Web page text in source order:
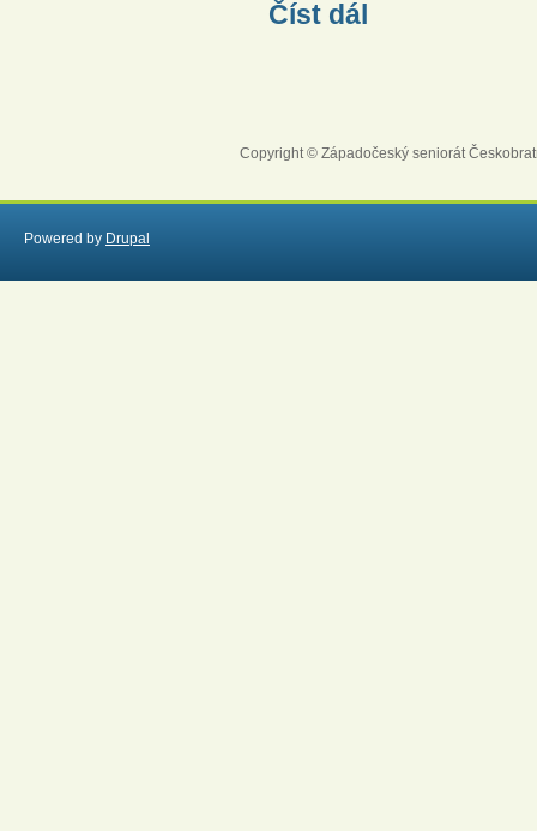
Číst dál
Copyright © Západočeský seniorát
Powered by Drupal